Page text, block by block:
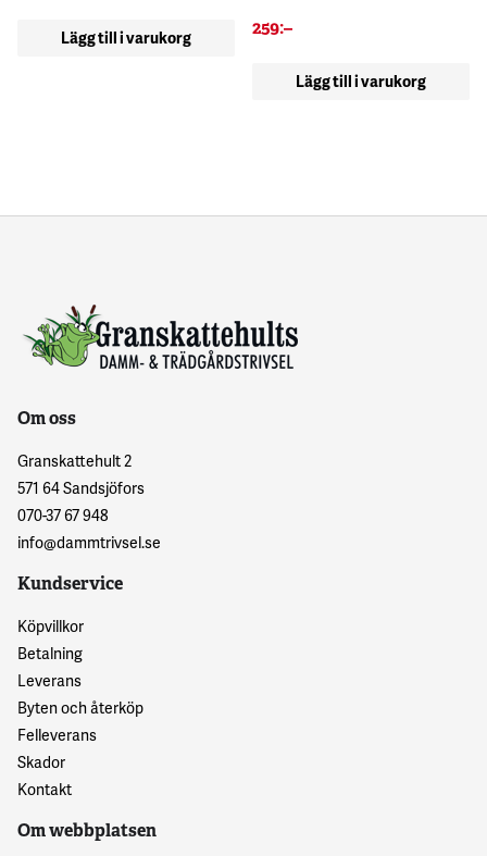
Lägg till i varukorg 259:–
Lägg till i varukorg
Om oss
Granskattehult 2
571 64 Sandsjöfors
070-37 67 948
info@dammtrivsel.se
Kundservice
Köpvillkor
Betalning
Leverans
Byten och återköp
Felleverans
Skador
Kontakt
Om webbplatsen